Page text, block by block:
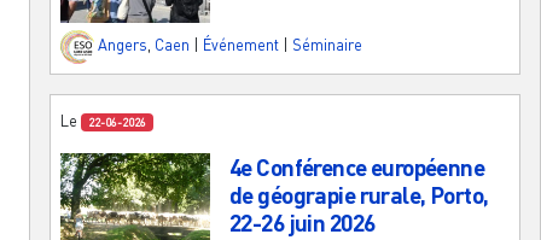
Angers, Caen Événement Séminaire
Le 22-06-2026
4e Conférence européenne
de géograpie rurale, Porto,
22-26 juin 2026